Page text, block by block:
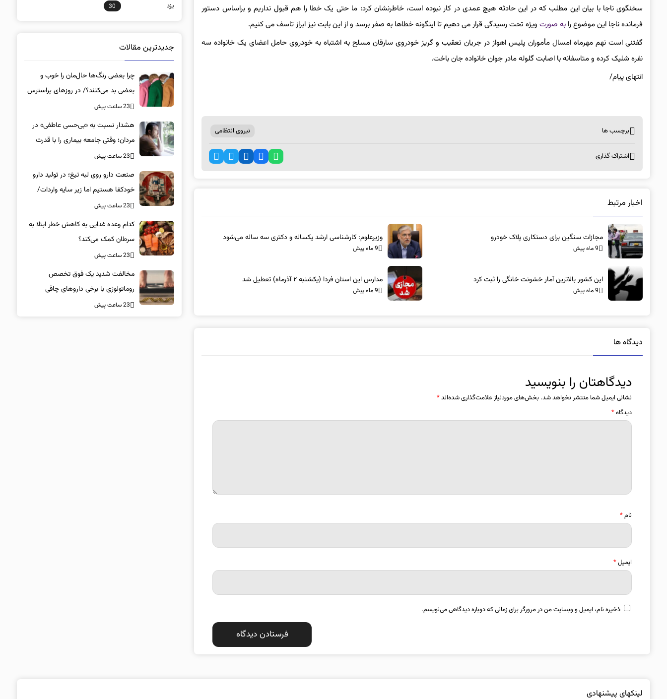
سخنگوی ناجا با بیان این مطلب که در این حادثه هیچ عمدی در کار نبوده است، خاطرنشان کرد: ما حتی یک خطا را هم قبول نداریم و براساس دستور
فرمانده ناجا این موضوع را به صورتویژه تحت رسیدگی قرار می دهیم تا اینگونه خطاها به صفر برسد و از این بابت نیز ابراز تاسف می کنیم.
گفتنی است نهم مهرماه امسال مأموران پلیس اهواز در جریان تعقیب و گریز خودروی سارقان مسلح به اشتباه به خودروی حامل اعضای یک خانواده سه
نفره شلیک کرده و متاسفانه با اصابت گلوله مادر جوان خانواده جان باخت.
انتهای پیام/
برچسب ها نیروی انتظامی
اشتراک گذاری
اخبار مرتبط
مجازات سنگین برای دستکاری پلاک خودرو
9 ماه پیش
وزیرعلوم: کارشناسی ارشد یکساله و دکتری سه ساله می‌شود
9 ماه پیش
این کشور بالاترین آمار خشونت خانگی را ثبت کرد
9 ماه پیش
مدارس این استان فردا (یکشنبه ۲ آذرماه) تعطیل شد
9 ماه پیش
دیدگاه ها
دیدگاهتان را بنویسید
نشانی ایمیل شما منتشر نخواهد شد. بخش‌های موردنیاز علامت‌گذاری شده‌اند*
دیدگاه*
نام*
ایمیل*
ذخیره نام، ایمیل و وبسایت من در مرورگر برای زمانی که دوباره دیدگاهی می‌نویسم.
یزد 30
جدیدترین مقالات
چرا بعضی رنگ‌ها حال‌مان را خوب و
بعضی بد می‌کنند؟/ در روزهای پراسترس
این رنگ‌ها را بپوشید
23 ساعت پیش
هشدار نسبت به «بی‌حسی عاطفی» در
مردان؛ وقتی جامعه بیماری را با قدرت
اشتباه می‌گیرد
23 ساعت پیش
صنعت دارو روی لبه تیغ؛ در تولید دارو
خودکفا هستیم اما زیر سایه واردات/
کدام داروها این روزها کمیاب شده‌اند؟/
«کشور سه ماه ذخیره دارویی دارد»
23 ساعت پیش
کدام وعده غذایی به کاهش خطر ابتلا به
سرطان کمک می‌کند؟
23 ساعت پیش
مخالفت شدید یک فوق تخصص
روماتولوژی با برخی داروهای چاقی
23 ساعت پیش
لینکهای پیشنهادی